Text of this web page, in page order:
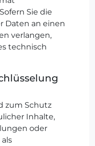
Sie die
Daten an einen
verlangen,
technisch
zum Schutz
Inhalte,
oder